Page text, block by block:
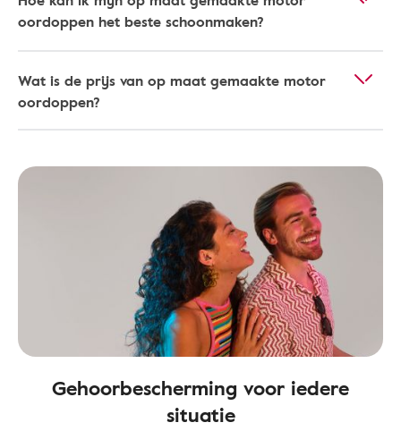
oordoppen het beste schoonmaken?
Wat is de prijs van op maat gemaakte motor
oordoppen?
Gehoorbescherming voor iedere
situatie